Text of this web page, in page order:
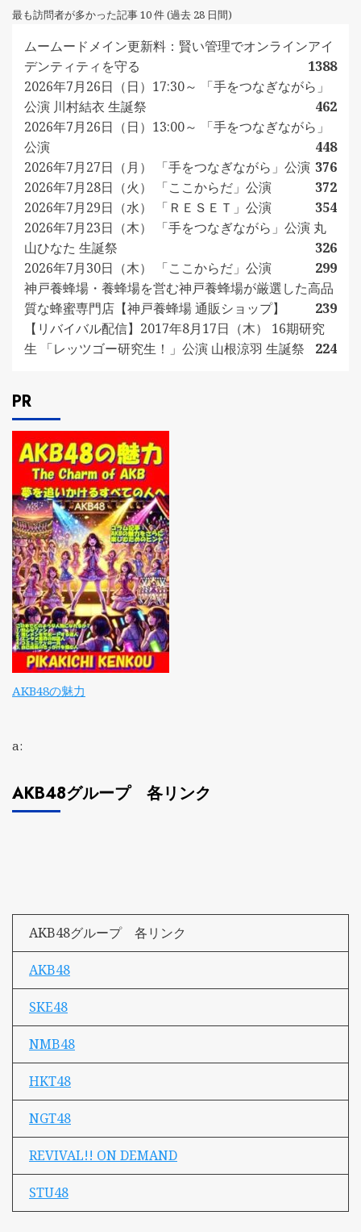
最も訪問者が多かった記事 10 件 (過去 28 日間)
ムームードメイン更新料：賢い管理でオンラインアイ
デンティティを守る
1388
2026年7月26日（日）17:30～ 「手をつなぎながら」
公演 川村結衣 生誕祭
462
2026年7月26日（日）13:00～ 「手をつなぎながら」
公演
448
2026年7月27日（月） 「手をつなぎながら」公演 376
2026年7月28日（火） 「ここからだ」公演
372
2026年7月29日（水） 「ＲＥＳＥＴ」公演
354
2026年7月23日（木） 「手をつなぎながら」公演 丸
山ひなた 生誕祭
326
2026年7月30日（木） 「ここからだ」公演
299
神戸養蜂場・養蜂場を営む神戸養蜂場が厳選した高品
質な蜂蜜専門店【神戸養蜂場 通販ショップ】
239
【リバイバル配信】2017年8月17日（木） 16期研究
生 「レッツゴー研究生！」公演 山根涼羽 生誕祭
224
PR
AKB48の魅力
a:
AKB48グループ 各リンク
AKB48グループ 各リンク
AKB48
SKE48
NMB48
HKT48
NGT48
REVIVAL!! ON DEMAND
STU48